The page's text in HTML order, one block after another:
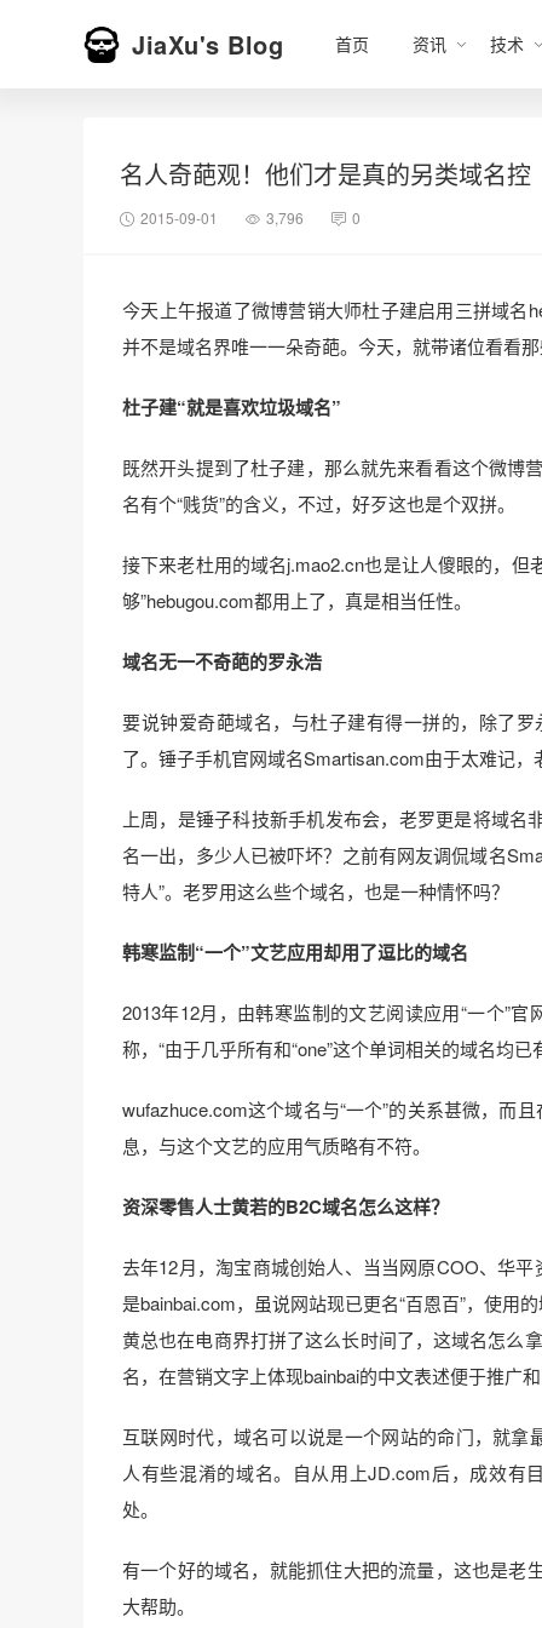
JiaXu's Blog 首页 资讯 技术
名人奇葩观！他们才是真的另类域名控
2015-09-01 3,796 0
今天上午报道了微博营销大师杜子建启用三拼域名
并不是域名界唯一一朵奇葩。今天，就带诸位看看
杜子建“就是喜欢垃圾域名”
既然开头提到了杜子建，那么就先来看看这个微博
名有个“贱货”的含义，不过，好歹这也是个双拼。
接下来老杜用的域名j.mao2.cn也是让人傻眼的，但
够”hebugou.com都用上了，真是相当任性。
域名无一不奇葩的罗永浩
要说钟爱奇葩域名，与杜子建有得一拼的，除了
了。锤子手机官网域名Smartisan.com由于太难记
上周，是锤子科技新手机发布会，老罗更是将域
名一出，多少人已被吓坏？之前有网友调侃域名
特人”。老罗用这么些个域名，也是一种情怀吗？
韩寒监制“一个”文艺应用却用了逗比的域名
2013年12月，由韩寒监制的文艺阅读应用“一个”
称，“由于几乎所有和“one”这个单词相关的域名均
wufazhuce.com这个域名与“一个”的关系甚微，而
息，与这个文艺的应用气质略有不符。
资深零售人士黄若的B2C域名怎么这样？
去年12月，淘宝商城创始人、当当网原COO、华
是bainbai.com，虽说网站现已更名“百恩百”，使用
黄总也在电商界打拼了这么长时间了，这域名怎么
名，在营销文字上体现bainbai的中文表述便于推广
互联网时代，域名可以说是一个网站的命门，就
人有些混淆的域名。自从用上JD.com后，成效有
处。
有一个好的域名，就能抓住大把的流量，这也是老
大帮助。